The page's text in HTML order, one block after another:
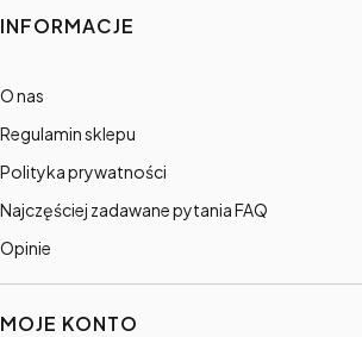
INFORMACJE
O nas
Regulamin sklepu
Polityka prywatności
Najczęściej zadawane pytania FAQ
Opinie
MOJE KONTO